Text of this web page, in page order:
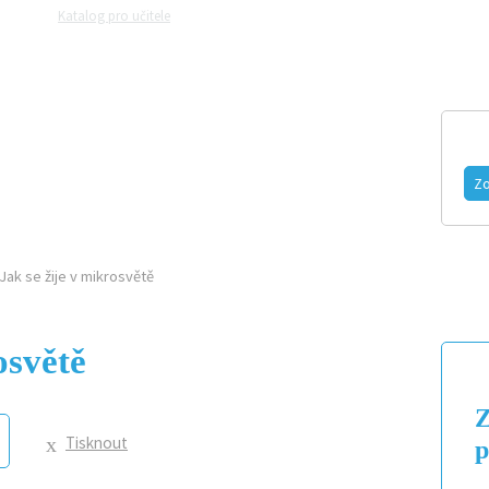
Katalog pro učitele
Jak se žije v mikrosvětě
Tisknout